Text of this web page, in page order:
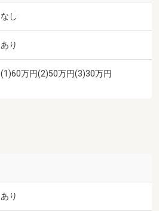
なし
あり
(1)60万円(2)50万円(3)30万円
あり